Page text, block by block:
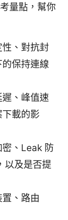
量點，幫你
、對抗封
保持連線
、峰值速
載的影
密、Leak 防
以及是否提
、路由